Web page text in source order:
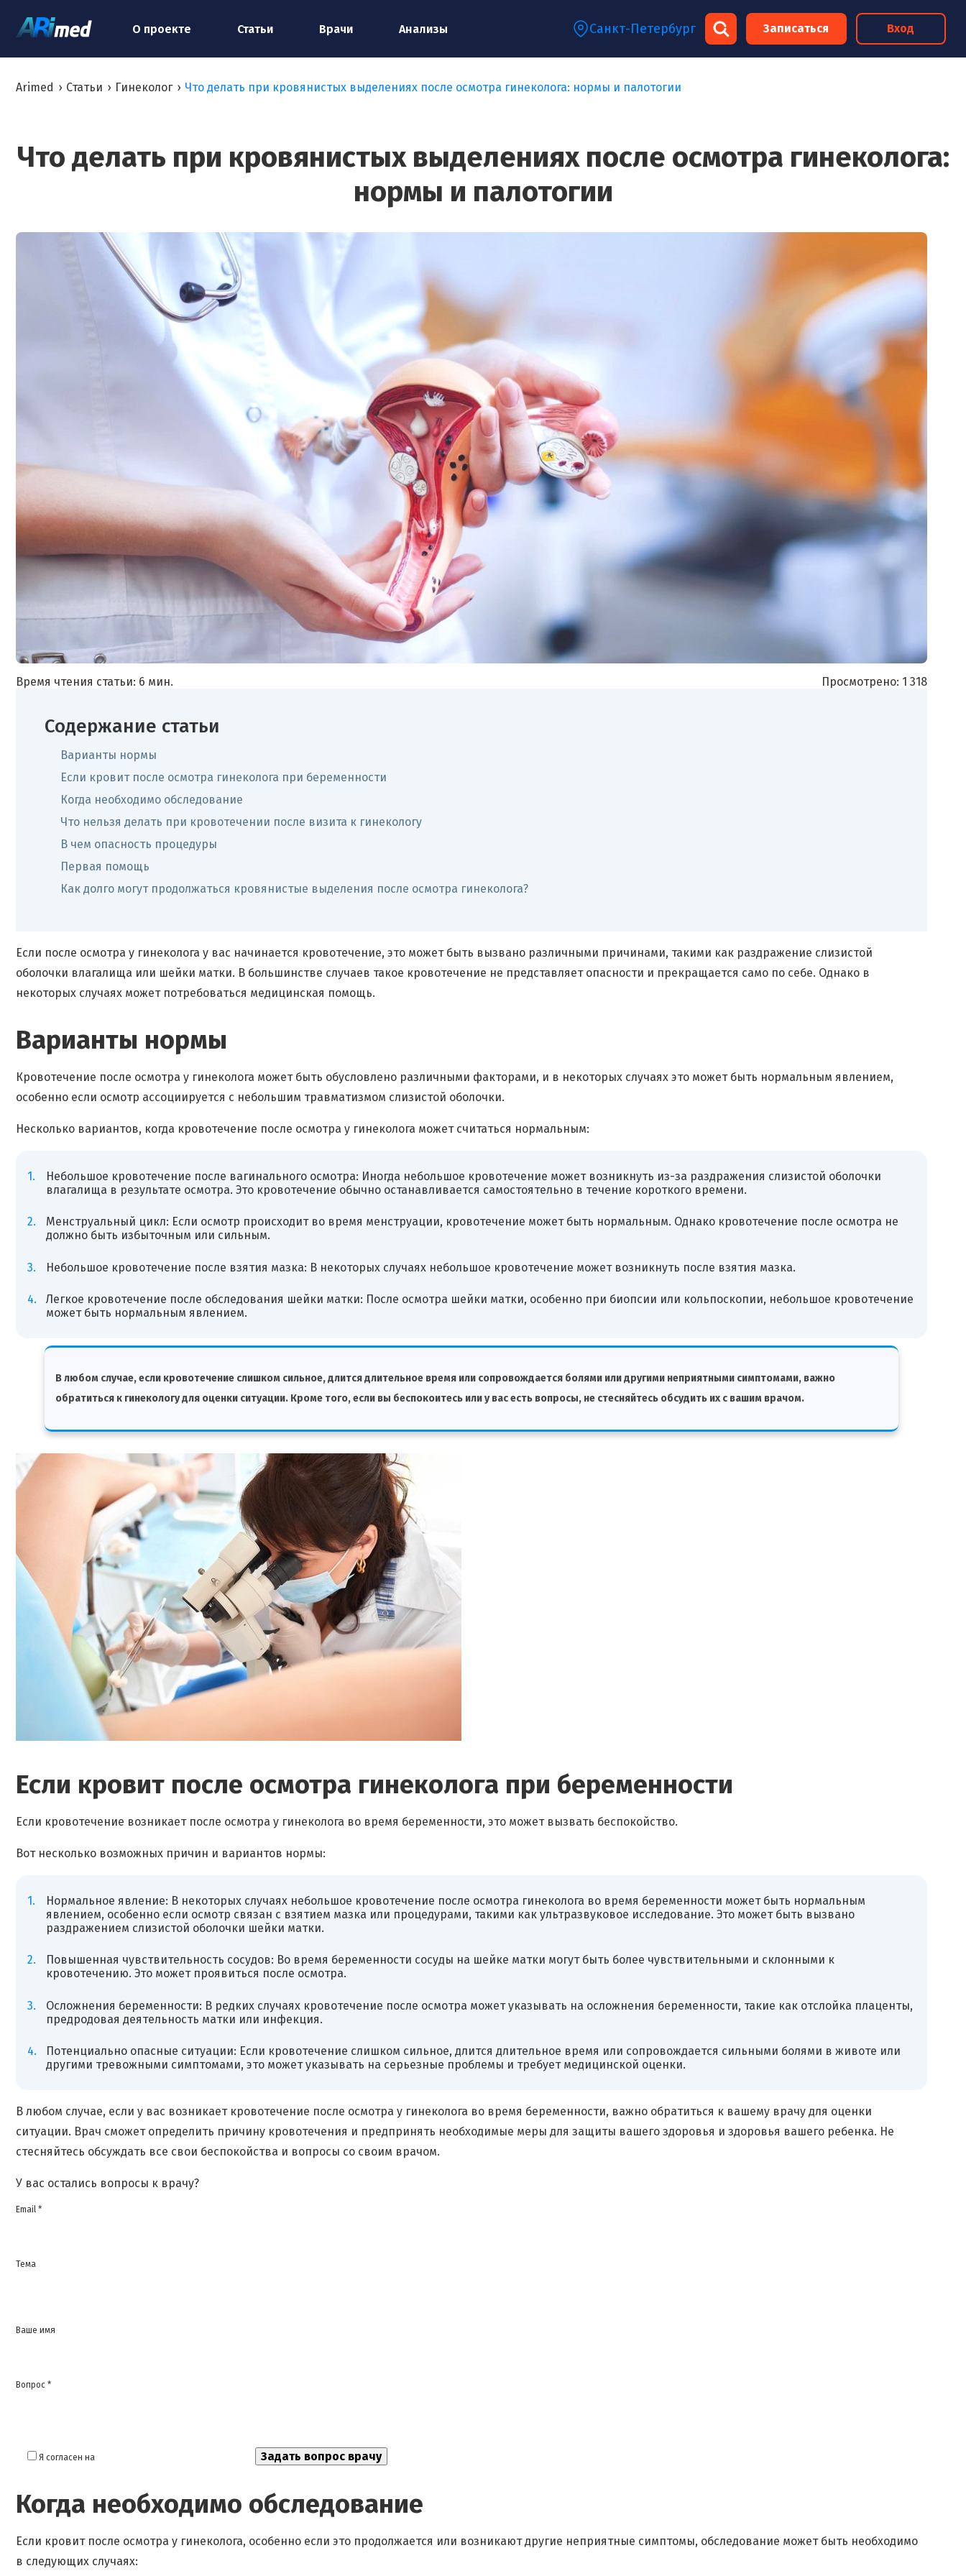
О проекте Статьи Врачи Анализы Санкт-Петербург Записаться Вход
Arimed › Статьи › Гинеколог › Что делать при кровянистых выделениях после осмотра гинеколога: нормы и палотогии
Что делать при кровянистых выделениях после осмотра гинеколога:
нормы и палотогии
Время чтения статьи: 6 мин. Просмотрено: 1 318
Содержание статьи
Варианты нормы
Если кровит после осмотра гинеколога при беременности
Когда необходимо обследование
Что нельзя делать при кровотечении после визита к гинекологу
В чем опасность процедуры
Первая помощь
Как долго могут продолжаться кровянистые выделения после осмотра гинеколога?
Если после осмотра у гинеколога у вас начинается кровотечение, это может быть вызвано различными причинами, такими как раздражение слизистой
оболочки влагалища или шейки матки. В большинстве случаев такое кровотечение не представляет опасности и прекращается само по себе. Однако в
некоторых случаях может потребоваться медицинская помощь.
Варианты нормы
Кровотечение после осмотра у гинеколога может быть обусловлено различными факторами, и в некоторых случаях это может быть нормальным явлением,
особенно если осмотр ассоциируется с небольшим травматизмом слизистой оболочки.
Несколько вариантов, когда кровотечение после осмотра у гинеколога может считаться нормальным:
Небольшое кровотечение после вагинального осмотра: Иногда небольшое кровотечение может возникнуть из-за раздражения слизистой оболочки
влагалища в результате осмотра. Это кровотечение обычно останавливается самостоятельно в течение короткого времени.
Менструальный цикл: Если осмотр происходит во время менструации, кровотечение может быть нормальным. Однако кровотечение после осмотра не
должно быть избыточным или сильным.
Небольшое кровотечение после взятия мазка: В некоторых случаях небольшое кровотечение может возникнуть после взятия мазка.
Легкое кровотечение после обследования шейки матки: После осмотра шейки матки, особенно при биопсии или кольпоскопии, небольшое кровотечение
может быть нормальным явлением.
В любом случае, если кровотечение слишком сильное, длится длительное время или сопровождается болями или другими неприятными симптомами, важно
обратиться к гинекологу для оценки ситуации. Кроме того, если вы беспокоитесь или у вас есть вопросы, не стесняйтесь обсудить их с вашим врачом.
Если кровит после осмотра гинеколога при беременности
Если кровотечение возникает после осмотра у гинеколога во время беременности, это может вызвать беспокойство.
Вот несколько возможных причин и вариантов нормы:
Нормальное явление: В некоторых случаях небольшое кровотечение после осмотра гинеколога во время беременности может быть нормальным
явлением, особенно если осмотр связан с взятием мазка или процедурами, такими как ультразвуковое исследование. Это может быть вызвано
раздражением слизистой оболочки шейки матки.
Повышенная чувствительность сосудов: Во время беременности сосуды на шейке матки могут быть более чувствительными и склонными к
кровотечению. Это может проявиться после осмотра.
Осложнения беременности: В редких случаях кровотечение после осмотра может указывать на осложнения беременности, такие как отслойка плаценты,
предродовая деятельность матки или инфекция.
Потенциально опасные ситуации: Если кровотечение слишком сильное, длится длительное время или сопровождается сильными болями в животе или
другими тревожными симптомами, это может указывать на серьезные проблемы и требует медицинской оценки.
В любом случае, если у вас возникает кровотечение после осмотра у гинеколога во время беременности, важно обратиться к вашему врачу для оценки
ситуации. Врач сможет определить причину кровотечения и предпринять необходимые меры для защиты вашего здоровья и здоровья вашего ребенка. Не
стесняйтесь обсуждать все свои беспокойства и вопросы со своим врачом.
У вас остались вопросы к врачу?
Email *
Тема
Ваше имя
Вопрос *
Я согласен на
Когда необходимо обследование
Если кровит после осмотра у гинеколога, особенно если это продолжается или возникают другие неприятные симптомы, обследование может быть необходимо
в следующих случаях:
×
Ваше имя:*
Я согласен наобработку моих персональных данных